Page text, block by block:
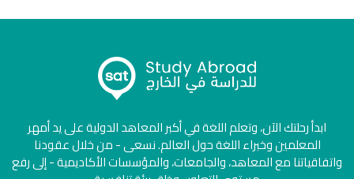
ابدأ رحلتك الآن، وتعلم اللغة في أكبر المعاهد الدولية على يد أمهر
المعلمين وخبراء اللغة حول العالم. نسعى - من خلال عقودنا
واتفاقياتنا مع المعاهد، والجامعات، والمؤسسات الأكاديمية - إلى رفع